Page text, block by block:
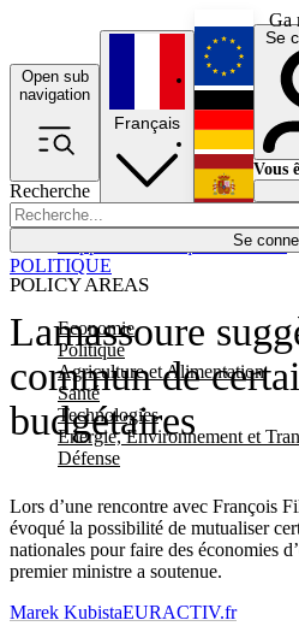
Ga
Open sub
navigation
Recherche
Se
POLICY AREAS
Economie
Politique
Agriculture et Alimentation
Santé
Technologies
Energie, Environnement et
Défense
Économie
Français
Se
Vous
Lamassoure
commun de
budgétaires
Lors d’une rencontre avec François
évoqué la possibilité de mutualiser
nationales pour faire des économies
premier ministre a soutenue.
POLITIQUE
Marek KubistaEURACTIV.fr